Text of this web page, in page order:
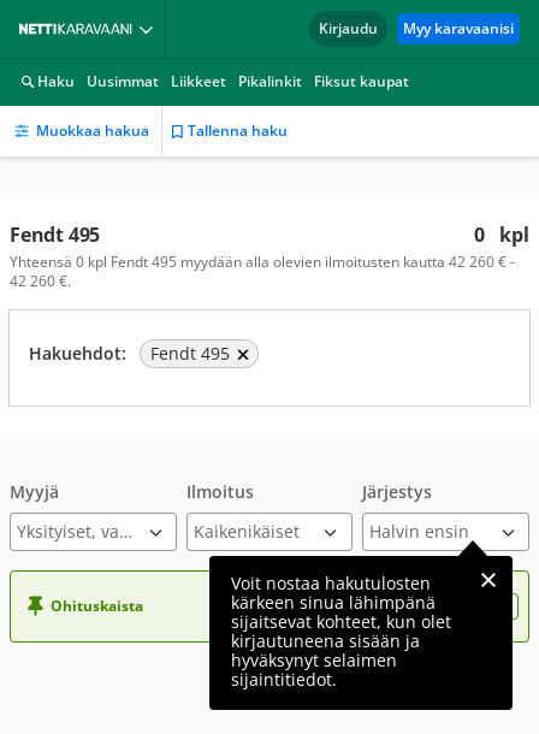
Kirjaudu Myy karavaanisi
Haku Uusimmat Liikkeet Pikalinkit Fiksut kaupat
Muokkaa hakua Tallenna haku
0 kpl
Fendt 495
Yhteensä 0 kpl Fendt 495 myydään alla olevien ilmoitusten kautta 42 260 € -
42 260 €.
Hakuehdot: Fendt 495
Myyjä
Yksityiset, varmennettu ilmoitus
Ilmoitus Järjestys
Voit nostaa hakutulosten
kärkeen sinua lähimpänä
sijaitsevat kohteet, kun olet
kirjautuneena sisään ja
hyväksynyt selaimen
sijaintitiedot.
Ohituskaista Nosta ilmoituksesi tähän?